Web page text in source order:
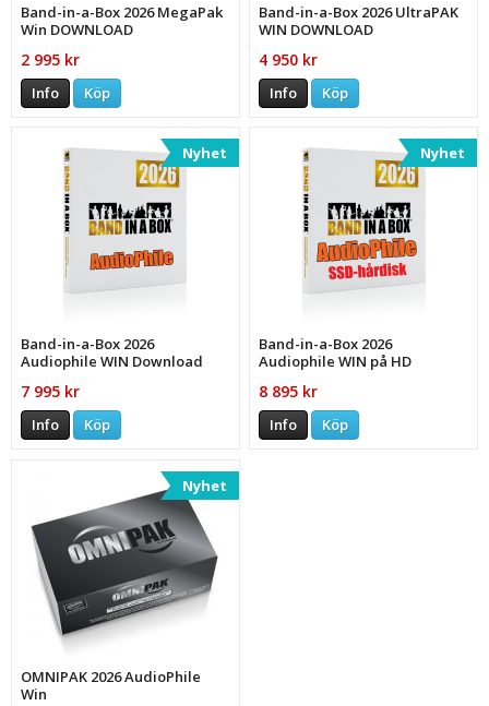
Band-in-a-Box 2026 MegaPak
Win DOWNLOAD
2 995 kr
Info Köp
Band-in-a-Box 2026 UltraPAK
WIN DOWNLOAD
4 950 kr
Info Köp
Nyhet
Band-in-a-Box 2026
Audiophile WIN Download
7 995 kr
Info Köp
Nyhet
Band-in-a-Box 2026
Audiophile WIN på HD
8 895 kr
Info Köp
Nyhet
OMNIPAK 2026 AudioPhile
Win